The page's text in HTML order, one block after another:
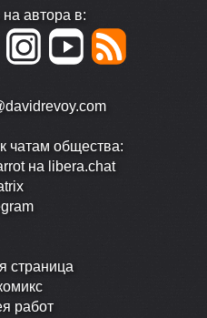
автора в:
чатам общества:
на libera.chat
страница
работ